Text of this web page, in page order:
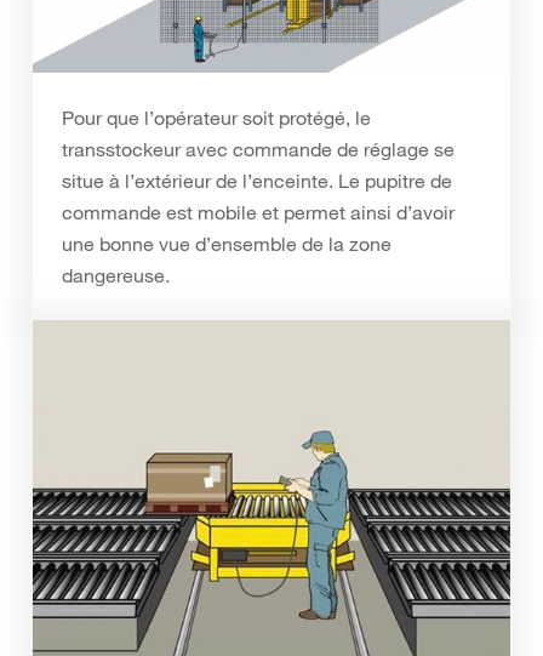
Pour que l’opérateur soit protégé, le
transstockeur avec commande de réglage se
situe à l’extérieur de l’enceinte. Le pupitre de
commande est mobile et permet ainsi d’avoir
une bonne vue d’ensemble de la zone
dangereuse.